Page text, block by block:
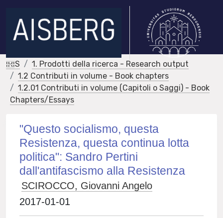
IRIS
1. Prodotti della ricerca - Research output
1.2 Contributi in volume - Book chapters
1.2.01 Contributi in volume (Capitoli o Saggi) - Book
Chapters/Essays
"Questo socialismo, questa
Resistenza, questa continua lotta
politica": Sandro Pertini
dall'antifascismo alla Resistenza
SCIROCCO, Giovanni Angelo
2017-01-01